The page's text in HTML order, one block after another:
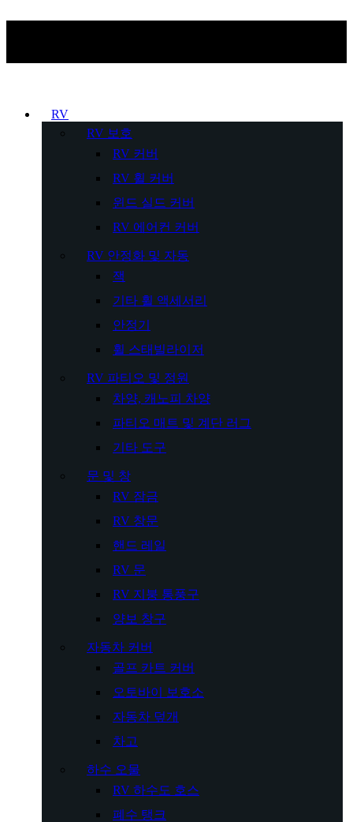
RV
RV 보호
RV 커버
RV 휠 커버
윈드 실드 커버
RV 에어컨 커버
RV 안정화 및 자동
잭
기타 휠 액세서리
안정기
휠 스태빌라이저
RV 파티오 및 정원
차양, 캐노피 차양
파티오 매트 및 계단 러그
기타 도구
문 및 창
RV 잠금
RV 창문
핸드 레일
RV 문
RV 지붕 통풍구
양보 창구
자동차 커버
골프 카트 커버
오토바이 보호소
자동차 덮개
차고
하수 오물
RV 하수도 호스
폐수 탱크